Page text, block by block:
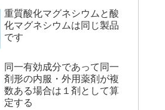
重質酸化マグネシウムと酸
化マグネシウムは同じ製品
です
同一有効成分であって同一
剤形の内服・外用薬剤が複
数ある場合は１剤として算
定する